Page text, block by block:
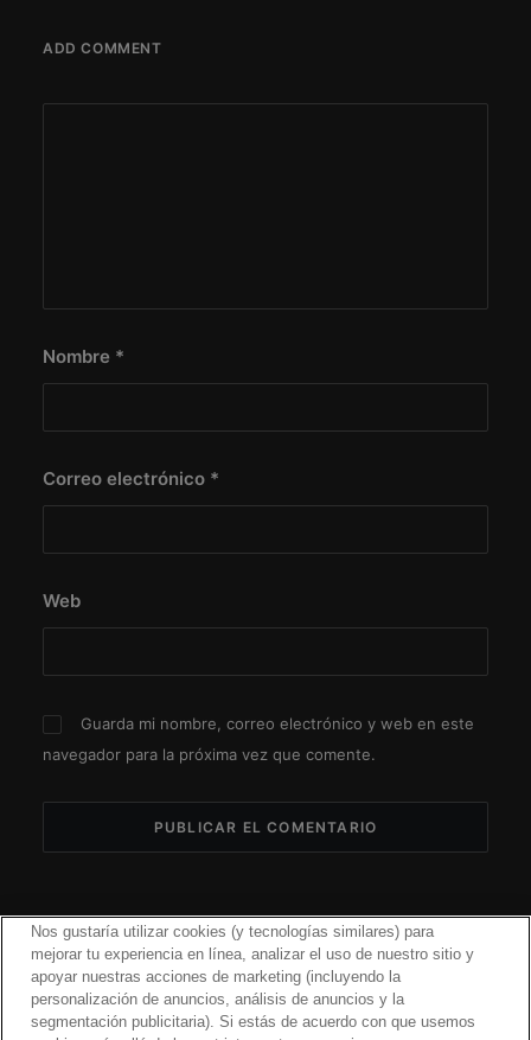
ADD COMMENT
Nombre *
Correo electrónico *
Web
Guarda mi nombre, correo electrónico y web en este
navegador para la próxima vez que comente.
Nos gustaría utilizar cookies (y tecnologías similares) para
mejorar tu experiencia en línea, analizar el uso de nuestro sitio y
apoyar nuestras acciones de marketing (incluyendo la
personalización de anuncios, análisis de anuncios y la
segmentación publicitaria). Si estás de acuerdo con que usemos